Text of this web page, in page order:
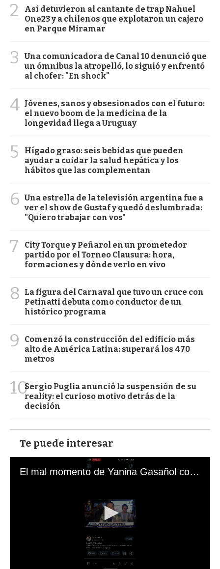
2
Así detuvieron al cantante de trap Nahuel
One23 y a chilenos que explotaron un cajero
en Parque Miramar
3
Una comunicadora de Canal 10 denunció que
un ómnibus la atropelló, lo siguió y enfrentó
al chofer: "En shock"
4 Jóvenes, sanos y obsesionados con el futuro:
el nuevo boom de la medicina de la
longevidad llega a Uruguay
5
Hígado graso: seis bebidas que pueden
ayudar a cuidar la salud hepática y los
hábitos que las complementan
6 Una estrella de la televisión argentina fue a
ver el show de Gustaf y quedó deslumbrada:
"Quiero trabajar con vos"
7
City Torque y Peñarol en un prometedor
partido por el Torneo Clausura: hora,
formaciones y dónde verlo en vivo
8
La figura del Carnaval que tuvo un cruce con
Petinatti debuta como conductor de un
histórico programa
9
Comenzó la construcción del edificio más
alto de América Latina: superará los 470
metros
10Sergio Puglia anunció la suspensión de su
reality: el curioso motivo detrás de la
decisión
Te puede interesar
El mal momento de Yanina Gasañol con un hincha argentino en "Subrayado"